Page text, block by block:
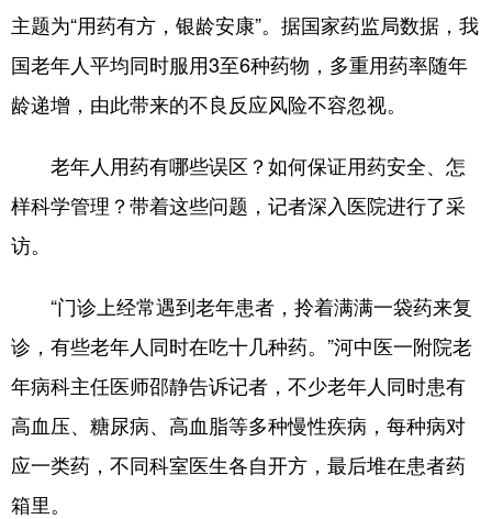
地方频道
北京 天津 河北
上海 浙江
湖南 广东 广西
贵州 云南 西藏
陕西 甘肃 青海
主题为“用药有方，银龄安康”。据国家药监局数据，我
国老年人平均同时服用3至6种药物，多重用药率随年
龄递增，由此带来的不良反应风险不容忽视。
老年人用药有哪些误区？如何保证用药安全、怎
样科学管理？带着这些问题，记者深入医院进行了采
访。
“门诊上经常遇到老年患者，拎着满满一袋药来复
诊，有些老年人同时在吃十几种药。”河中医一附院老
年病科主任医师邵静告诉记者，不少老年人同时患有
高血压、糖尿病、高血脂等多种慢性疾病，每种病对
应一类药，不同科室医生各自开方，最后堆在患者药
箱里。